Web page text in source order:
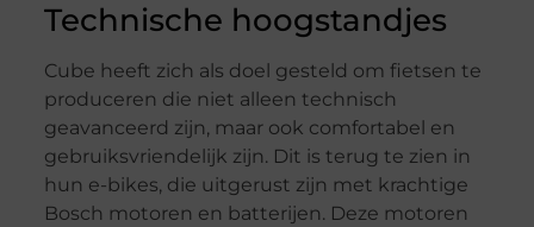
Technische hoogstandjes
Cube heeft zich als doel gesteld om fietsen te
produceren die niet alleen technisch
geavanceerd zijn, maar ook comfortabel en
gebruiksvriendelijk zijn. Dit is terug te zien in
hun e-bikes, die uitgerust zijn met krachtige
Bosch motoren en batterijen. Deze motoren